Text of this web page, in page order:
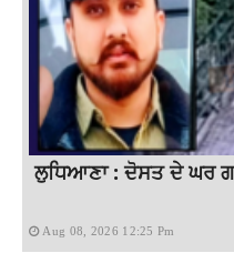
ਲੁਧਿਆਣਾ : ਦੋਸਤ ਦੇ ਘਰ
Aug 08, 2026 12:25 Pm